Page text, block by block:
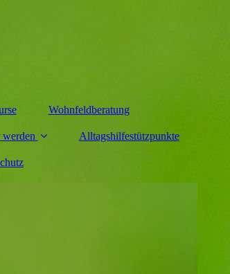
Wohnfeldberatung
Alltagshilfestützpunkte